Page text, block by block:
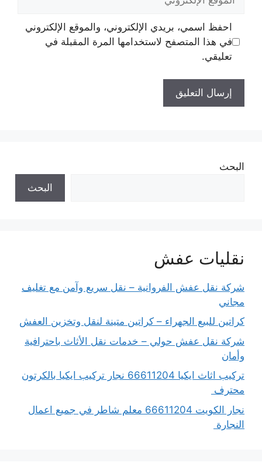
الإلكتروني
احفظ اسمي، بريدي الإلكتروني، والموقع الإلكتروني
في هذا المتصفح لاستخدامها المرة المقبلة في
تعليقي.
البحث
البحث
نقليات عفش
شركة نقل عفش الفروانية – نقل سريع وآمن مع تغليف
مجاني
كراتين للبيع الجهراء – كراتين متينة لنقل وتخزين العفش
شركة نقل عفش حولي – خدمات نقل الأثاث باحترافية
وأمان
تركيب اثاث ايكيا 66611204 نجار تركيب ايكيا بالكرتون
محترف
نجار الكويت 66611204 معلم شاطر في جميع اعمال
النجارة